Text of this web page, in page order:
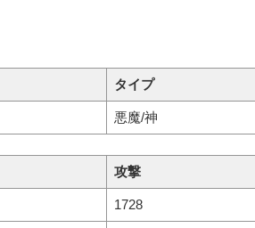
タイプ
悪魔/神
攻撃
1728